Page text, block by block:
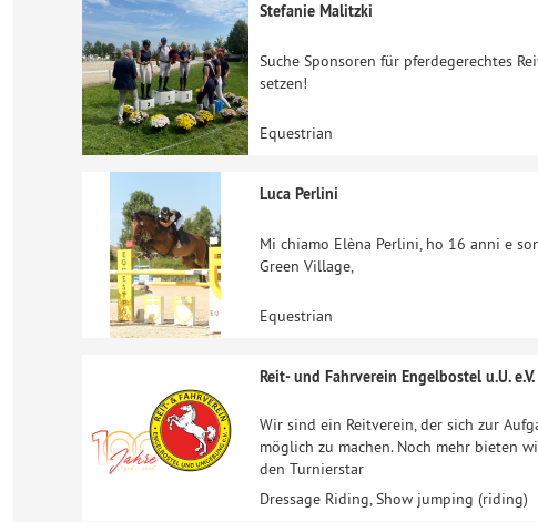
Stefanie Malitzki
Suche Sponsoren für pferdegerechtes
setzen!
Equestrian
Luca Perlini
Mi chiamo Elèna Perlini, ho 16 anni e
Green Village,
Equestrian
Reit- und Fahrverein Engelbostel u.U. e.V.
Wir sind ein Reitverein, der sich zur
möglich zu machen. Noch mehr bieten
den Turnierstar
Dressage Riding, Show jumping (riding)